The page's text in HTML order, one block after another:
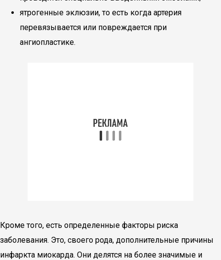
ятрогенные эклюзии, то есть когда артерия
перевязывается или повреждается при
ангиопластике.
Кроме того, есть определенные факторы риска
заболевания. Это, своего рода, дополнительные причины
инфаркта миокарда. Они делятся на более значимые и